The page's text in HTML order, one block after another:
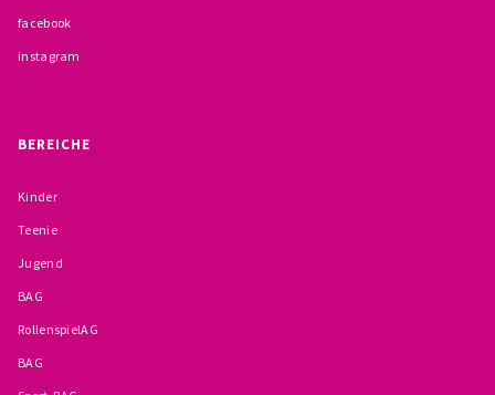
facebook
instagram
BEREICHE
Kinder
Teenie
Jugend
BAG
RollenspielAG
BAG